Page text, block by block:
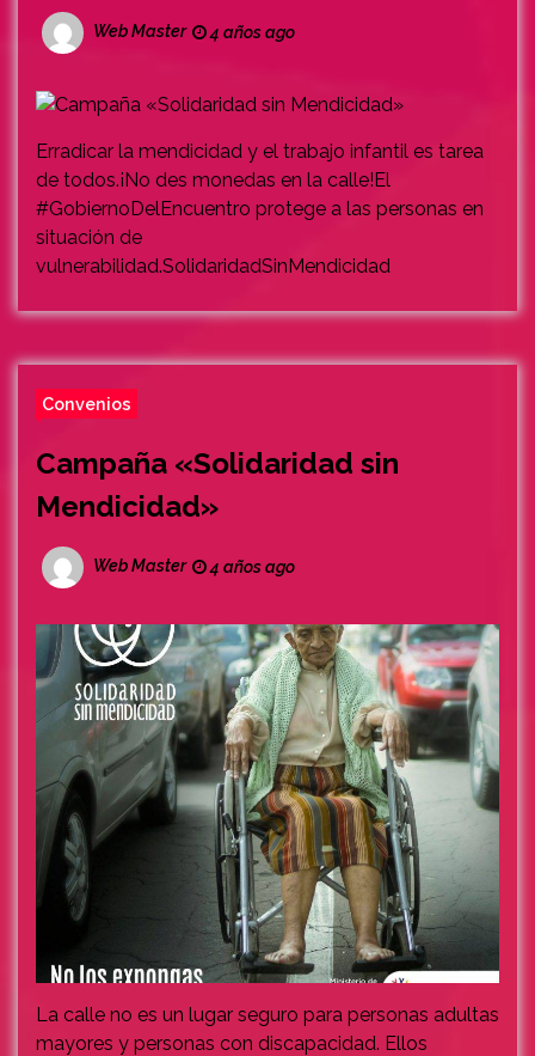
Web Master 4 años ago
Erradicar la mendicidad y el trabajo infantil es tarea
de todos.¡No des monedas en la calle!El
#GobiernoDelEncuentro protege a las personas en
situación de
vulnerabilidad.SolidaridadSinMendicidad
Convenios
Campaña «Solidaridad sin
Mendicidad»
Web Master 4 años ago
La calle no es un lugar seguro para personas adultas
mayores y personas con discapacidad. Ellos